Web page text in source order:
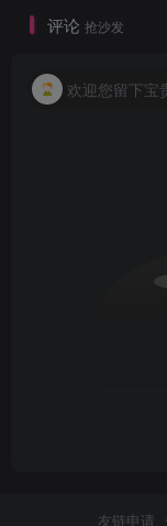
评论 抢沙发
欢迎您留下宝
友链申请